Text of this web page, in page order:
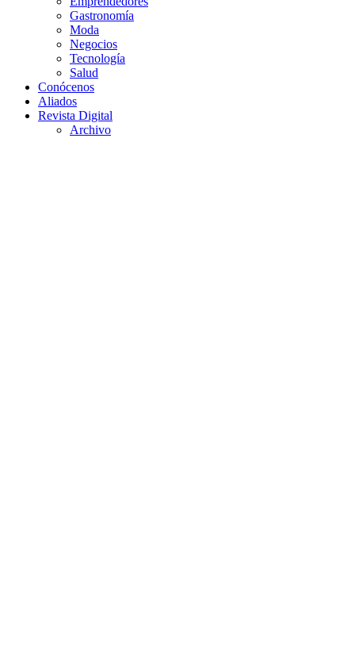
Gastronomía
Moda
Negocios
Tecnología
Salud
Conócenos
Aliados
Revista Digital
Archivo